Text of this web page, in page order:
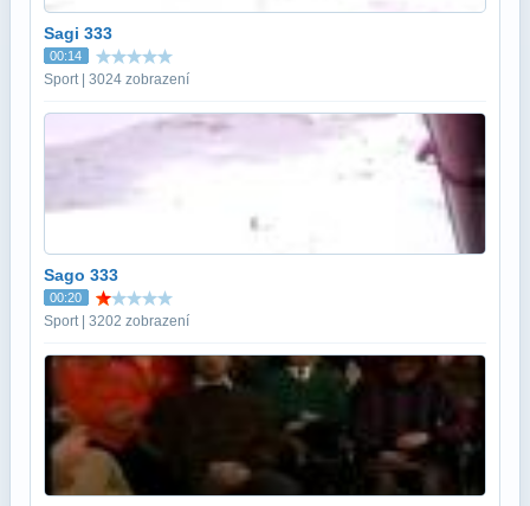
Sagi 333
00:14
Sport | 3024 zobrazení
Sago 333
00:20
Sport | 3202 zobrazení